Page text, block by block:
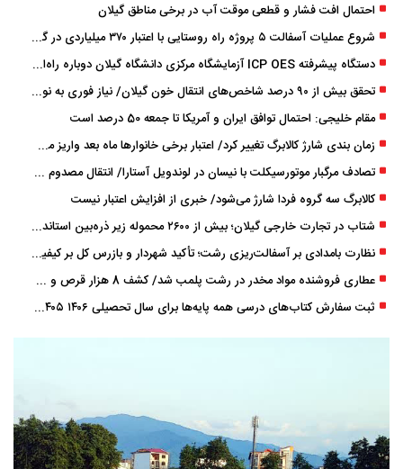
احتمال افت فشار و قطعی موقت آب در برخی مناطق گیلان
شروع عملیات آسفالت ۵ پروژه راه ‌روستایی با اعتبار ۳۷۰ میلیاردی در گیلان
دستگاه پیشرفته ICP OES آزمایشگاه مرکزی دانشگاه گیلان دوباره راه‌اندازی شد
تحقق بیش از ۹۰ درصد شاخص‌های انتقال خون گیلان/ نیاز فوری به نوسازی تجهیزات آزمایشگاهی
مقام خلیجی: احتمال توافق ایران و آمریکا تا جمعه 50 درصد است
زمان ‌بندی شارژ کالابرگ تغییر کرد/ اعتبار برخی خانوارها ماه بعد واریز می‌شود
تصادف مرگبار موتورسیکلت با نیسان در لوندویل آستارا/ انتقال مصدوم با اورژانس هوایی به رشت
کالابرگ سه گروه فردا شارژ می‌شود/ خبری از افزایش اعتبار نیست
شتاب در تجارت خارجی گیلان؛ بیش از ۲۶۰۰ محموله زیر ذره‌بین استاندارد
نظارت بامدادی بر آسفالت‌ریزی رشت؛ تأکید شهردار و بازرس کل بر کیفیت اجرای پروژه‌ها
عطاری فروشنده مواد مخدر در رشت پلمب شد/ کشف 8 هزار قرص و 50 لیتر شربت توهم ‌زا
ثبت سفارش کتاب‌های درسی همه پایه‌ها برای سال تحصیلی ۱۴۰۶ ۱۴۰۵ فعال شد